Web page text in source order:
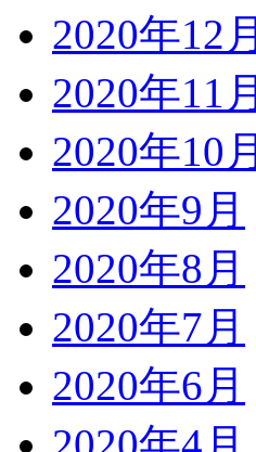
2020年12月
2020年11月
2020年10月
2020年9月
2020年8月
2020年7月
2020年6月